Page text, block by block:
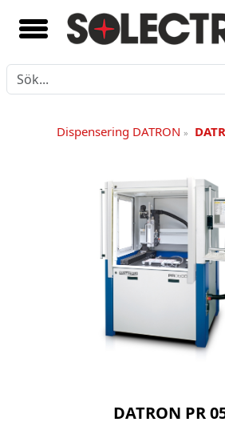
Dispensering DATRON »
DATRON PR